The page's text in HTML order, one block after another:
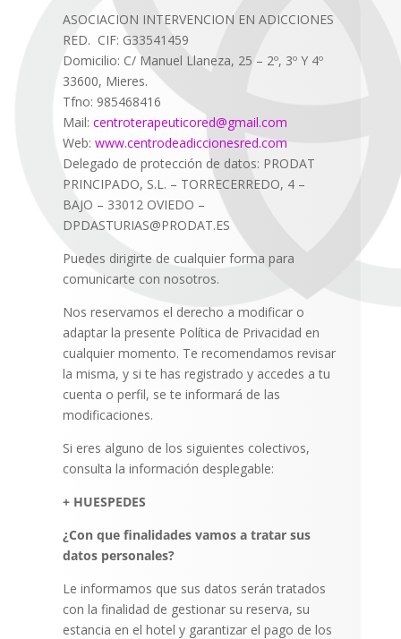
ASOCIACION INTERVENCION EN ADICCIONES
RED. CIF: G33541459
Domicilio: C/ Manuel Llaneza, 25 – 2º, 3º Y 4º
33600, Mieres.
Tfno: 985468416
Mail: centroterapeuticored@gmail.com
Web: www.centrodeadiccionesred.com
Delegado de protección de datos: PRODAT
PRINCIPADO, S.L. – TORRECERREDO, 4 –
BAJO – 33012 OVIEDO –
DPDASTURIAS@PRODAT.ES
Puedes dirigirte de cualquier forma para
comunicarte con nosotros.
Nos reservamos el derecho a modificar o
adaptar la presente Política de Privacidad en
cualquier momento. Te recomendamos revisar
la misma, y si te has registrado y accedes a tu
cuenta o perfil, se te informará de las
modificaciones.
Si eres alguno de los siguientes colectivos,
consulta la información desplegable:
+ HUESPEDES
¿Con que finalidades vamos a tratar sus
datos personales?
Le informamos que sus datos serán tratados
con la finalidad de gestionar su reserva, su
estancia en el hotel y garantizar el pago de los